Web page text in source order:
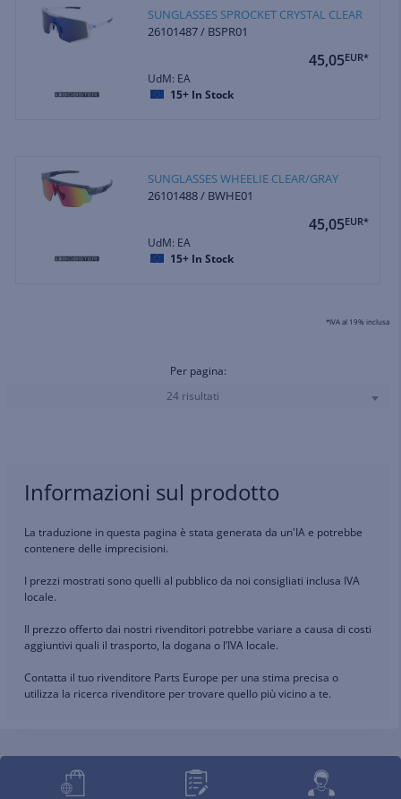
SUNGLASSES SPROCKET CRYSTAL CLEAR
26101487 / BSPR01
45,05EUR*
UdM: EA
15+ In Stock
SUNGLASSES WHEELIE CLEAR/GRAY
26101488 / BWHE01
45,05EUR*
UdM: EA
15+ In Stock
*IVA al 19% inclusa
Per pagina:
24 risultati
Informazioni sul prodotto
La traduzione in questa pagina è stata generata da un'IA e potrebbe
contenere delle imprecisioni.
I prezzi mostrati sono quelli al pubblico da noi consigliati inclusa IVA
locale.
Il prezzo offerto dai nostri rivenditori potrebbe variare a causa di costi
aggiuntivi quali il trasporto, la dogana o l’IVA locale.
Contatta il tuo rivenditore Parts Europe per una stima precisa o
utilizza la ricerca rivenditore per trovare quello più vicino a te.